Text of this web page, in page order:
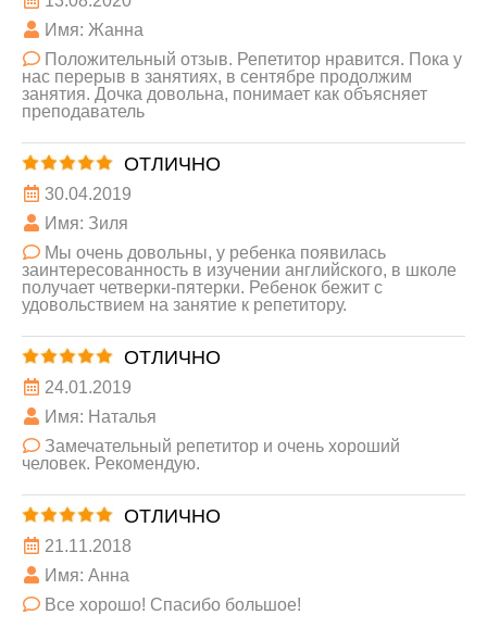
Имя: Жанна
Положительный отзыв. Репетитор нравится. Пока у
нас перерыв в занятиях, в сентябре продолжим
занятия. Дочка довольна, понимает как объясняет
преподаватель
ОТЛИЧНО
30.04.2019
Имя: Зиля
Мы очень довольны, у ребенка появилась
заинтересованность в изучении английского, в школе
получает четверки-пятерки. Ребенок бежит с
удовольствием на занятие к репетитору.
ОТЛИЧНО
24.01.2019
Имя: Наталья
Замечательный репетитор и очень хороший
человек. Рекомендую.
ОТЛИЧНО
21.11.2018
Имя: Анна
Все хорошо! Спасибо большое!